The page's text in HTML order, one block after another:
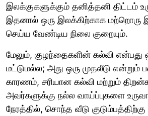
இலக்குகளுக்கும் தனித்தனி திட்டம்
இதனால் ஒரு இலக்கிற்காக மற்றொரு
செய்ய வேண்டிய நிலை குறையும்.
மேலும், குழந்தைகளின் கல்வி என்பது
மட்டுமல்ல; அது ஒரு முதலீடு என்றும்
காரணம், சரியான கல்வி மற்றும்
அவர்களுக்கு நல்ல வாய்ப்புகளை
நேரத்தில், சொந்த வீடு